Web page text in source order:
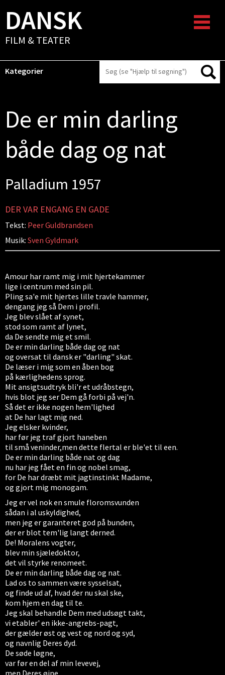
DANSK
FILM & TEATER
Kategorier
De er min darling
både dag og nat
Palladium 1957
DER VAR ENGANG EN GADE
Tekst: Peer Guldbrandsen
Musik: Sven Gyldmark
Amour har ramt mig i mit hjertekammer
lige i centrum med sin pil.
Pling sa'e mit hjertes lille travle hammer,
dengang jeg så Dem i profil.
Jeg blev slået af synet,
stod som ramt af lynet,
da De sendte mig et smil.
De er min darling både dag og nat
og oversat til dansk er "darling" skat.
De læser i mig som en åben bog
på kærlighedens sprog.
Mit ansigtsudtryk bli'r et udråbstegn,
hvis blot jeg ser Dem gå forbi på vej'n.
Så det er ikke nogen hem'lighed
at De har lagt mig ned.
Jeg elsker kvinder,
har før jeg traf gjort haneben
til små veninder,men dette flertal er ble'et til een.
De er min darling både nat og dag
nu har jeg fået en fin og nobel smag,
for De har dræbt mit jagtinstinkt Madame,
og gjort mig monogam.
Jeg er vel nok en smule floromsvunden
sådan i al uskyldighed,
men jeg er garanteret god på bunden,
der er blot tem'lig langt derned.
De! Moralens vogter,
blev min sjæledoktor,
det vil styrke renomeet.
De er min darling både dag og nat.
Lad os to sammen være sysselsat,
og finde ud af, hvad der nu skal ske,
kom hjem en dag til te.
Jeg skal behandle Dem med udsøgt takt,
vi etabler' en ikke-angrebs-pagt,
der gælder øst og vest og nord og syd,
og navnlig Deres dyd.
De søde løgne,
var før en del af min levevej,
men Deres øjne,